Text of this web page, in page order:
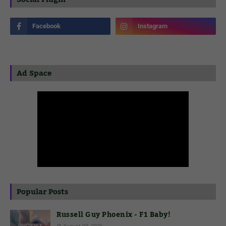
Ad Space
Popular Posts
Russell Guy Phoenix - F1 Baby!